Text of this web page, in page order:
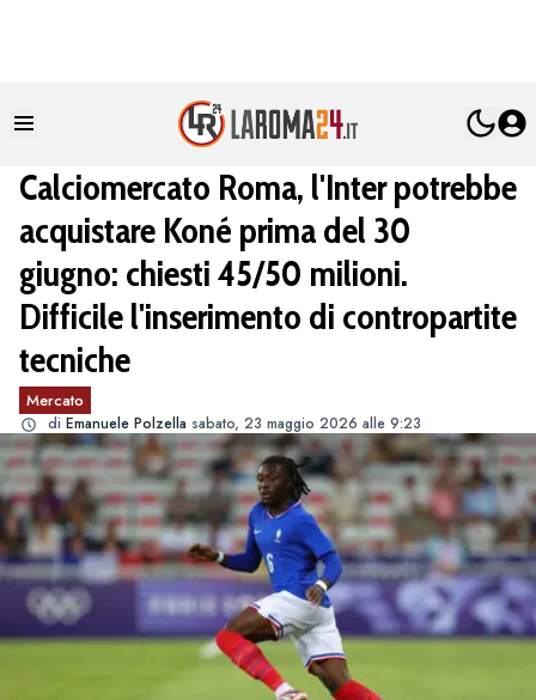
Calciomercato Roma, l'Inter potrebbe
acquistare Koné prima del 30
giugno: chiesti 45/50 milioni.
Difficile l'inserimento di contropartite
tecniche
Mercato
di Emanuele Polzella sabato, 23 maggio 2026 alle 9:23